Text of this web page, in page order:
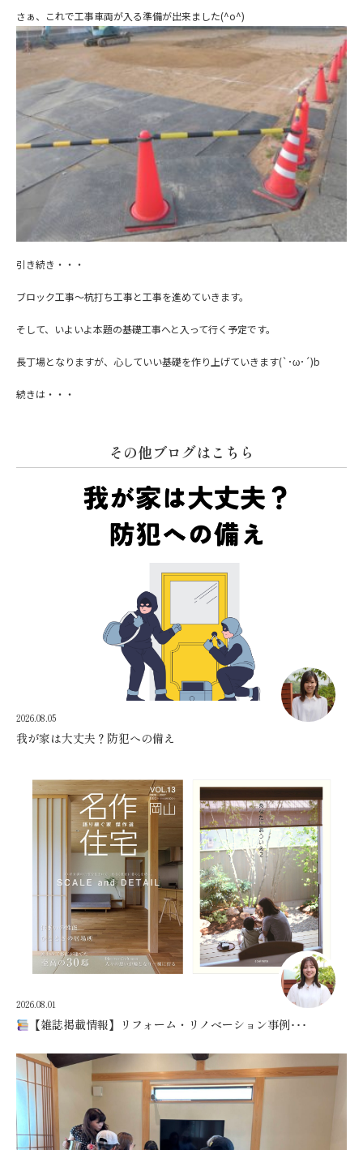
さぁ、これで工事車両が入る準備が出来ました(^o^)
引き続き・・・
ブロック工事～杭打ち工事と工事を進めていきます。
そして、いよいよ本題の基礎工事へと入って行く予定です。
長丁場となりますが、心していい基礎を作り上げていきます(`･ω･´)b
続きは・・・
その他ブログはこちら
2026.08.05
我が家は大丈夫？防犯への備え
2026.08.01
【雑誌掲載情報】リフォーム・リノベーション事例･･･